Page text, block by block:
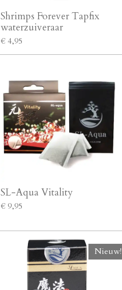
Shrimps Forever Tapfix
waterzuiveraar
€ 4,95
SL-Aqua Vitality
€ 9,95
Nieuw!